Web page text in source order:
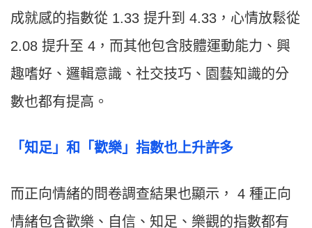
成就感的指數從 1.33 提升到 4.33，心情放鬆從
2.08 提升至 4，而其他包含肢體運動能力、興
趣嗜好、邏輯意識、社交技巧、園藝知識的分
數也都有提高。
「知足」和「歡樂」指數也上升許多
而正向情緒的問卷調查結果也顯示， 4 種正向
情緒包含歡樂、自信、知足、樂觀的指數都有